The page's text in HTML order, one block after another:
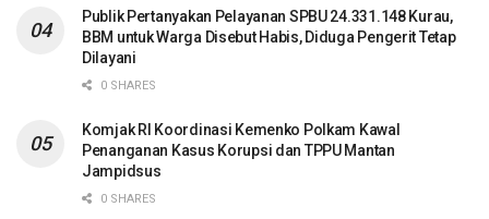
Publik Pertanyakan Pelayanan SPBU 24.331.148 Kurau,
BBM untuk Warga Disebut Habis, Diduga Pengerit Tetap
Dilayani
0 SHARES
Komjak RI Koordinasi Kemenko Polkam Kawal
Penanganan Kasus Korupsi dan TPPU Mantan
Jampidsus
0 SHARES